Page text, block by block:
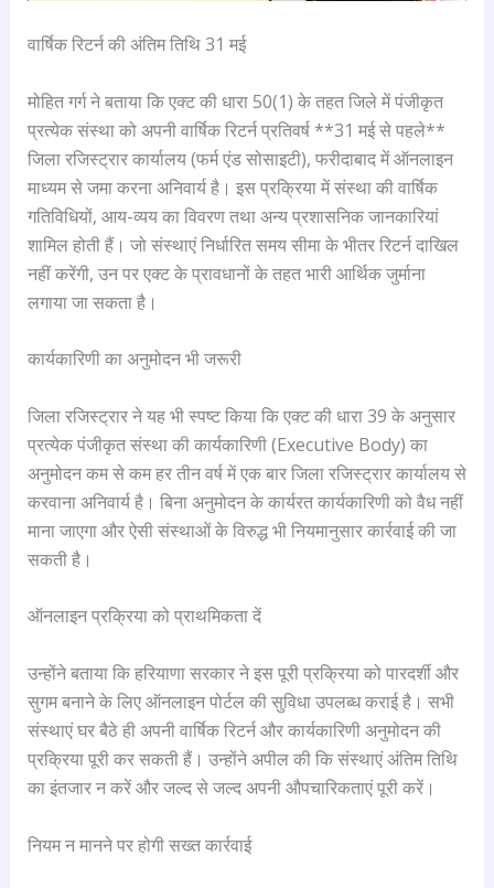
वार्षिक रिटर्न की अंतिम तिथि 31 मई
मोहित गर्ग ने बताया कि एक्ट की धारा 50(1) के तहत जिले में पंजीकृत
प्रत्येक संस्था को अपनी वार्षिक रिटर्न प्रतिवर्ष **31 मई से पहले**
जिला रजिस्ट्रार कार्यालय (फर्म एंड सोसाइटी), फरीदाबाद में ऑनलाइन
माध्यम से जमा करना अनिवार्य है। इस प्रक्रिया में संस्था की वार्षिक
गतिविधियों, आय-व्यय का विवरण तथा अन्य प्रशासनिक जानकारियां
शामिल होती हैं। जो संस्थाएं निर्धारित समय सीमा के भीतर रिटर्न दाखिल
नहीं करेंगी, उन पर एक्ट के प्रावधानों के तहत भारी आर्थिक जुर्माना
लगाया जा सकता है।
कार्यकारिणी का अनुमोदन भी जरूरी
जिला रजिस्ट्रार ने यह भी स्पष्ट किया कि एक्ट की धारा 39 के अनुसार
प्रत्येक पंजीकृत संस्था की कार्यकारिणी (Executive Body) का
अनुमोदन कम से कम हर तीन वर्ष में एक बार जिला रजिस्ट्रार कार्यालय से
करवाना अनिवार्य है। बिना अनुमोदन के कार्यरत कार्यकारिणी को वैध नहीं
माना जाएगा और ऐसी संस्थाओं के विरुद्ध भी नियमानुसार कार्रवाई की जा
सकती है।
ऑनलाइन प्रक्रिया को प्राथमिकता दें
उन्होंने बताया कि हरियाणा सरकार ने इस पूरी प्रक्रिया को पारदर्शी और
सुगम बनाने के लिए ऑनलाइन पोर्टल की सुविधा उपलब्ध कराई है। सभी
संस्थाएं घर बैठे ही अपनी वार्षिक रिटर्न और कार्यकारिणी अनुमोदन की
प्रक्रिया पूरी कर सकती हैं। उन्होंने अपील की कि संस्थाएं अंतिम तिथि
का इंतजार न करें और जल्द से जल्द अपनी औपचारिकताएं पूरी करें।
नियम न मानने पर होगी सख्त कार्रवाई